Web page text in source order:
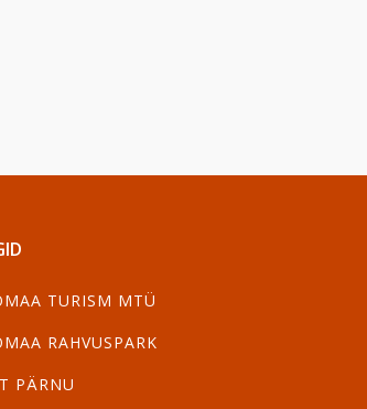
TURISM MTÜ
RAHVUSPARK
PÄRNU